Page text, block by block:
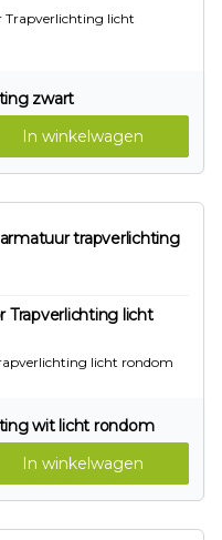
licht
zwart
In winkelwagen
trapverlichting
Trapverlichting licht
licht rondom
wit licht rondom
In winkelwagen